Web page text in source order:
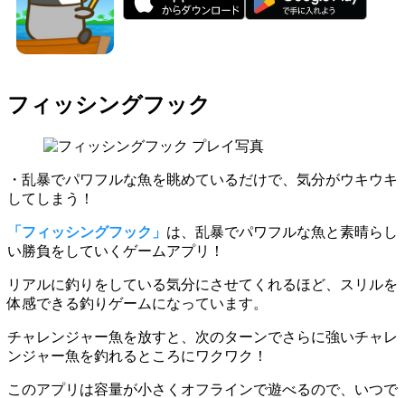
フィッシングフック
・乱暴でパワフルな魚を眺めているだけで、気分がウキウキ
してしまう！
「フィッシングフック」 は、乱暴でパワフルな魚と素晴らし
い勝負をしていくゲームアプリ！
リアルに釣りをしている気分にさせてくれるほど、
スリルを
体感できる釣りゲームになっています。
チャレンジャー魚を放すと、次のターンでさらに強いチャレ
ンジャー魚を釣れるところにワクワク！
このアプリは容量が小さくオフラインで遊べるので、いつで